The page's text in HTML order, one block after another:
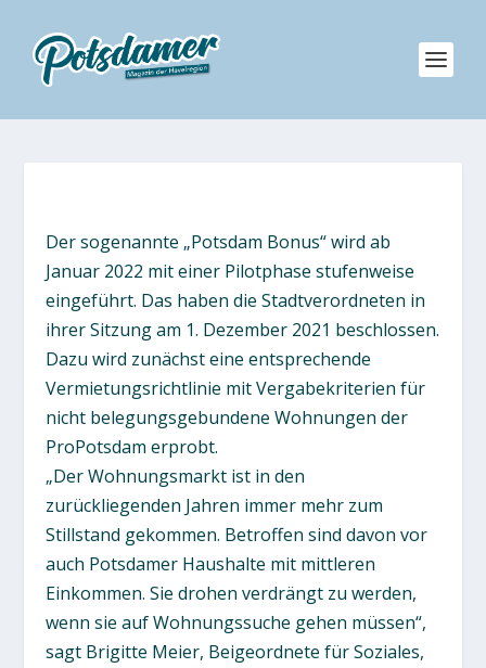
Der sogenannte „Potsdam Bonus“ wird ab
Januar 2022 mit einer Pilotphase stufenweise
eingeführt. Das haben die Stadtverordneten in
ihrer Sitzung am 1. Dezember 2021 beschlossen.
Dazu wird zunächst eine entsprechende
Vermietungsrichtlinie mit Vergabekriterien für
nicht belegungsgebundene Wohnungen der
ProPotsdam erprobt.
„Der Wohnungsmarkt ist in den
zurückliegenden Jahren immer mehr zum
Stillstand gekommen. Betroffen sind davon vor
auch Potsdamer Haushalte mit mittleren
Einkommen. Sie drohen verdrängt zu werden,
wenn sie auf Wohnungssuche gehen müssen“,
sagt Brigitte Meier, Beigeordnete für Soziales,